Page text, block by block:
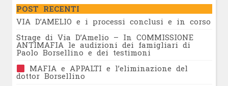
POST RECENTI
VIA D’AMELIO e i processi conclusi e in corso
Strage di Via D’Amelio – In COMMISSIONE
ANTIMAFIA le audizioni dei famigliari di
Paolo Borsellino e dei testimoni
MAFIA e APPALTI e l’eliminazione del
dottor Borsellino